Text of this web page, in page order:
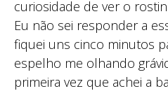
curiosidade de ver o
Eu não sei responder a
fiquei uns cinco minutos
espelho me olhando
primeira vez que achei a